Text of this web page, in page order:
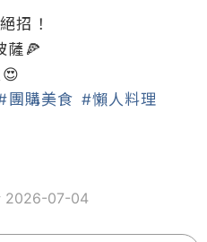
招！
薩🍕
團購美食 #懶人料理
2026-07-04